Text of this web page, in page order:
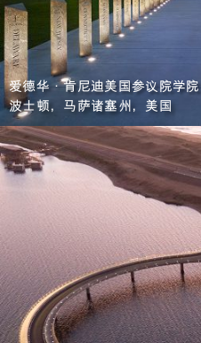
爱德华·肯尼迪美国参议院学院
波士顿，马萨诸塞州，美国